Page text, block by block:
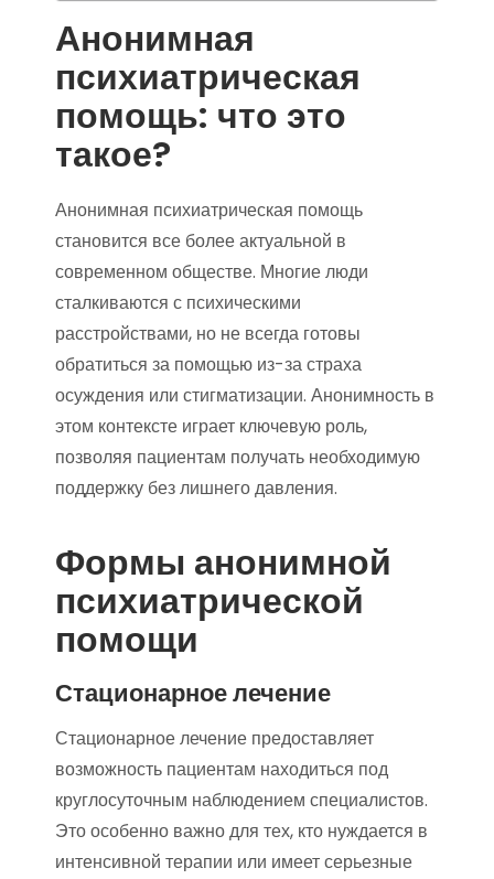
Анонимная
психиатрическая
помощь: что это
такое?
Анонимная психиатрическая помощь
становится все более актуальной в
современном обществе. Многие люди
сталкиваются с психическими
расстройствами, но не всегда готовы
обратиться за помощью из-за страха
осуждения или стигматизации. Анонимность в
этом контексте играет ключевую роль,
позволяя пациентам получать необходимую
поддержку без лишнего давления.
Формы анонимной
психиатрической
помощи
Стационарное лечение
Стационарное лечение предоставляет
возможность пациентам находиться под
круглосуточным наблюдением специалистов.
Это особенно важно для тех, кто нуждается в
интенсивной терапии или имеет серьезные